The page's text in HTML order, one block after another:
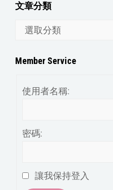
文章分類
分
Member Service
使用者名稱:
密碼:
讓我保持登入